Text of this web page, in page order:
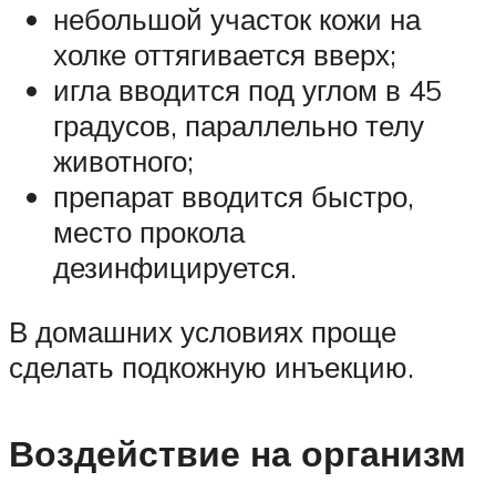
небольшой участок кожи на
холке оттягивается вверх;
игла вводится под углом в 45
градусов, параллельно телу
животного;
препарат вводится быстро,
место прокола
дезинфицируется.
В домашних условиях проще
сделать подкожную инъекцию.
Воздействие на организм